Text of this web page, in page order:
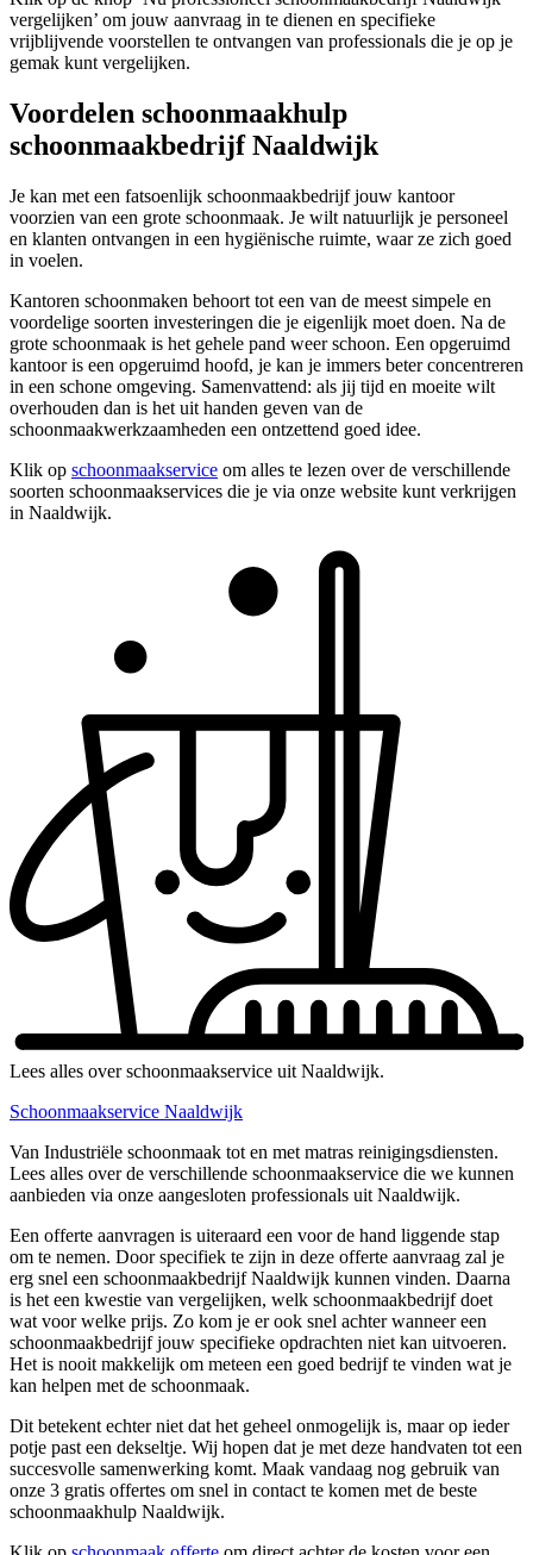
vergelijken’ om jouw aanvraag in te dienen en specifieke
vrijblijvende voorstellen te ontvangen van professionals die je op je
gemak kunt vergelijken.
Voordelen schoonmaakhulp
schoonmaakbedrijf Naaldwijk
Je kan met een fatsoenlijk schoonmaakbedrijf jouw kantoor
voorzien van een grote schoonmaak. Je wilt natuurlijk je personeel
en klanten ontvangen in een hygiënische ruimte, waar ze zich goed
in voelen.
Kantoren schoonmaken behoort tot een van de meest simpele en
voordelige soorten investeringen die je eigenlijk moet doen. Na de
grote schoonmaak is het gehele pand weer schoon. Een opgeruimd
kantoor is een opgeruimd hoofd, je kan je immers beter concentreren
in een schone omgeving. Samenvattend: als jij tijd en moeite wilt
overhouden dan is het uit handen geven van de
schoonmaakwerkzaamheden een ontzettend goed idee.
Klik op schoonmaakservice om alles te lezen over de verschillende
soorten schoonmaakservices die je via onze website kunt verkrijgen
in Naaldwijk.
Lees alles over schoonmaakservice uit Naaldwijk.
Schoonmaakservice Naaldwijk
Van Industriële schoonmaak tot en met matras reinigingsdiensten.
Lees alles over de verschillende schoonmaakservice die we kunnen
aanbieden via onze aangesloten professionals uit Naaldwijk.
Een offerte aanvragen is uiteraard een voor de hand liggende stap
om te nemen. Door specifiek te zijn in deze offerte aanvraag zal je
erg snel een schoonmaakbedrijf Naaldwijk kunnen vinden. Daarna
is het een kwestie van vergelijken, welk schoonmaakbedrijf doet
wat voor welke prijs. Zo kom je er ook snel achter wanneer een
schoonmaakbedrijf jouw specifieke opdrachten niet kan uitvoeren.
Het is nooit makkelijk om meteen een goed bedrijf te vinden wat je
kan helpen met de schoonmaak.
Dit betekent echter niet dat het geheel onmogelijk is, maar op ieder
potje past een dekseltje. Wij hopen dat je met deze handvaten tot een
succesvolle samenwerking komt. Maak vandaag nog gebruik van
onze 3 gratis offertes om snel in contact te komen met de beste
schoonmaakhulp Naaldwijk.